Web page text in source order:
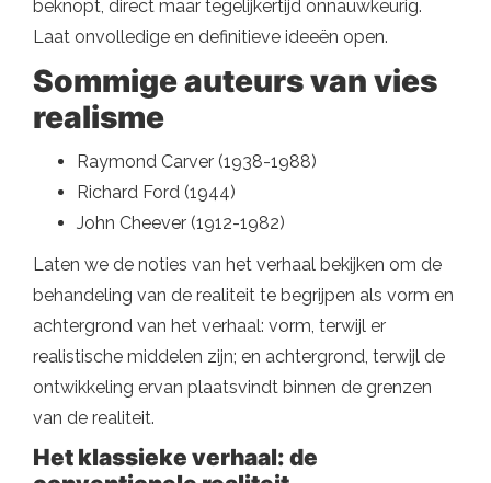
beknopt, direct maar tegelijkertijd onnauwkeurig.
Laat onvolledige en definitieve ideeën open.
Sommige auteurs van vies
realisme
Raymond Carver (1938-1988)
Richard Ford (1944)
John Cheever (1912-1982)
Laten we de noties van het verhaal bekijken om de
behandeling van de realiteit te begrijpen als vorm en
achtergrond van het verhaal: vorm, terwijl er
realistische middelen zijn; en achtergrond, terwijl de
ontwikkeling ervan plaatsvindt binnen de grenzen
van de realiteit.
Het klassieke verhaal: de